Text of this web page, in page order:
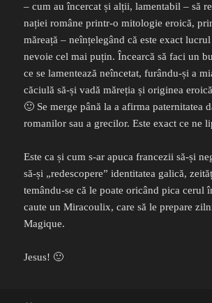
– cum au încercat și alții, lamentabil – să
nației române printr-o mitologie eroică,
măreață – neînțelegând că este exact
nevoie cel mai puțin. Încearcă să faci un
ce se lamentează neîncetat, furându-și a
căciulă să-și vadă măreția și originea
🙂 Se merge până la a afirma paternitatea
romanilor sau a grecilor. Este exact ce ne
Este ca și cum s-ar apuca francezii să-și
să-și „redescopere” identitatea galică,
temându-se că le poate oricând pica cerul
caute un Miracoulix, care să le prepare
Magique.
Jesus! 🙂